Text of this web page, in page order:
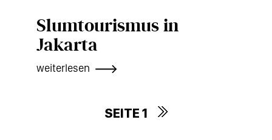
Slumtourismus in
Jakarta
weiterlesen
SEITE 1